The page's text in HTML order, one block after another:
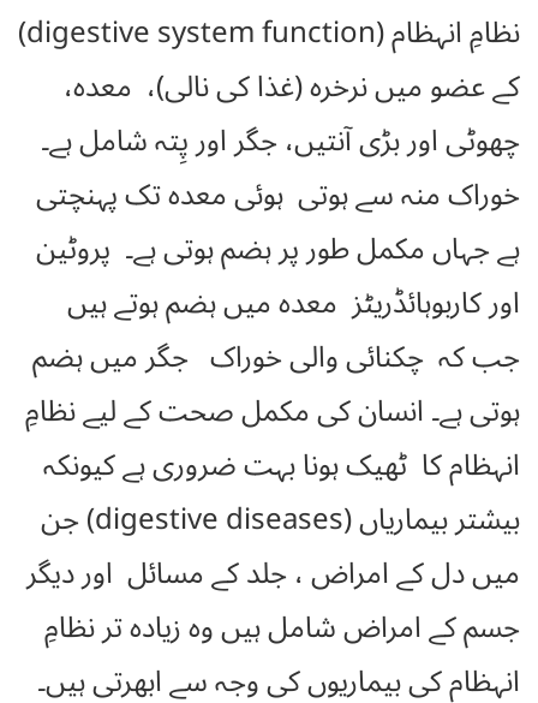
نظامِ انہظام (digestive system function)
کے عضو میں نرخرہ (غذا کی نالی)، معدہ،
چھوٹی اور بڑی آنتیں، جگر اور پِتہ شامل ہے۔
خوراک منہ سے ہوتی ہوئی معدہ تک پہنچتی
ہے جہاں مکمل طور پر ہضم ہوتی ہے۔ پروٹین
اور کاربوہائڈریٹز معدہ میں ہضم ہوتے ہیں
جب کہ چکنائی والی خوراک جگر میں ہضم
ہوتی ہے۔ انسان کی مکمل صحت کے لیے نظامِ
انہظام کا ٹھیک ہونا بہت ضروری ہے کیونکہ
بیشتر بیماریاں (digestive diseases) جن
میں دل کے امراض ، جلد کے مسائل اور دیگر
جسم کے امراض شامل ہیں وہ زیادہ تر نظامِ
انہظام کی بیماریوں کی وجہ سے ابھرتی ہیں۔